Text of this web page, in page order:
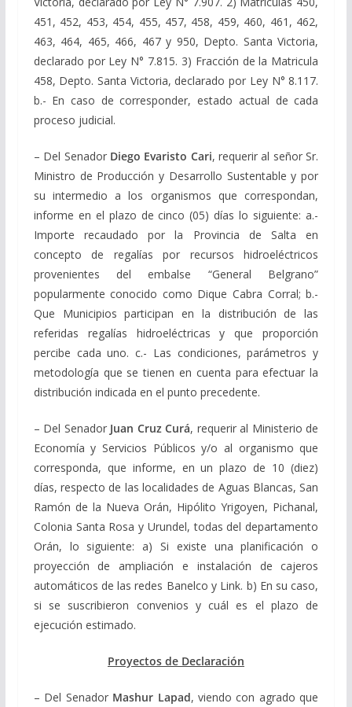
451, 452, 453, 454, 455, 457, 458, 459, 460, 461, 462,
463, 464, 465, 466, 467 y 950, Depto. Santa Victoria,
declarado por Ley N° 7.815. 3) Fracción de la Matricula
458, Depto. Santa Victoria, declarado por Ley N° 8.117.
b.- En caso de corresponder, estado actual de cada
proceso judicial.
– Del Senador Diego Evaristo Cari, requerir al señor Sr.
Ministro de Producción y Desarrollo Sustentable y por
su intermedio a los organismos que correspondan,
informe en el plazo de cinco (05) días lo siguiente: a.-
Importe recaudado por la Provincia de Salta en
concepto de regalías por recursos hidroeléctricos
provenientes del embalse “General Belgrano”
popularmente conocido como Dique Cabra Corral; b.-
Que Municipios participan en la distribución de las
referidas regalías hidroeléctricas y que proporción
percibe cada uno. c.- Las condiciones, parámetros y
metodología que se tienen en cuenta para efectuar la
distribución indicada en el punto precedente.
– Del Senador Juan Cruz Curá, requerir al Ministerio de
Economía y Servicios Públicos y/o al organismo que
corresponda, que informe, en un plazo de 10 (diez)
días, respecto de las localidades de Aguas Blancas, San
Ramón de la Nueva Orán, Hipólito Yrigoyen, Pichanal,
Colonia Santa Rosa y Urundel, todas del departamento
Orán, lo siguiente: a) Si existe una planificación o
proyección de ampliación e instalación de cajeros
automáticos de las redes Banelco y Link. b) En su caso,
si se suscribieron convenios y cuál es el plazo de
ejecución estimado.
Proyectos de Declaración
– Del Senador Mashur Lapad, viendo con agrado que